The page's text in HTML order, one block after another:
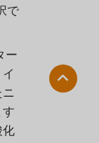
で
ー
化